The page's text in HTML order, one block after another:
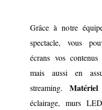
Grâce à notre
spectacle, vous
écrans vos
mais aussi en
streaming.
éclairage, murs